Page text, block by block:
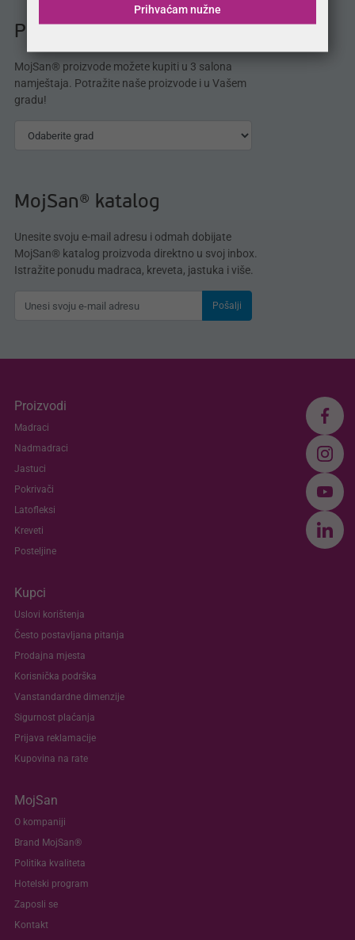
Prodajna mjesta MojSan®
MojSan® proizvode možete kupiti u 3 salona
namještaja. Potražite naše proizvode i u Vašem
gradu!
MojSan® katalog
Unesite svoju e-mail adresu i odmah dobijate
MojSan® katalog proizvoda direktno u svoj inbox.
Istražite ponudu madraca, kreveta, jastuka i više.
Pošalji
Proizvodi
Madraci
Nadmadraci
Jastuci
Pokrivači
Latofleksi
Kreveti
Posteljine
Kupci
Uslovi korištenja
Često postavljana pitanja
Prodajna mjesta
Korisnička podrška
Vanstandardne dimenzije
Sigurnost plaćanja
Prijava reklamacije
Kupovina na rate
MojSan
O kompaniji
Brand MojSan®
Politika kvaliteta
Hotelski program
Zaposli se
Kontakt
Prihvaćam nužne